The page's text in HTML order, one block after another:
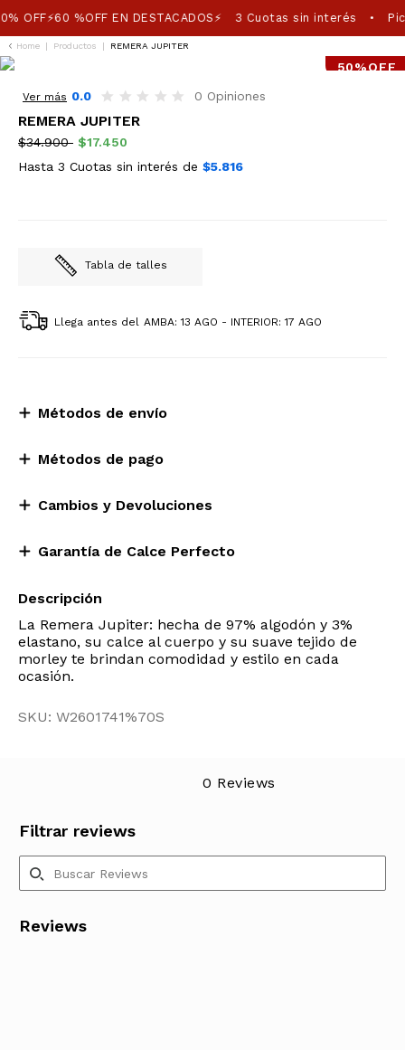
OFF⚡60 %OFF EN DESTACADOS⚡ 3 Cuotas sin interés •
Home | Productos | REMERA JUPITER
50%OFF
Ver más 0.0 0 Opiniones
REMERA JUPITER
$34.900 $17.450
Hasta 3 Cuotas sin interés de $5.816
Tabla de talles
Llega antes del AMBA: 13 AGO - INTERIOR: 17 AGO
Métodos de envío
Métodos de pago
Cambios y Devoluciones
Garantía de Calce Perfecto
Descripción
La Remera Jupiter: hecha de 97% algodón y 3%
elastano, su calce al cuerpo y su suave tejido de
morley te brindan comodidad y estilo en cada
ocasión.
SKU: W2601741%70S
Filtrar reviews
0 Reviews
Reviews